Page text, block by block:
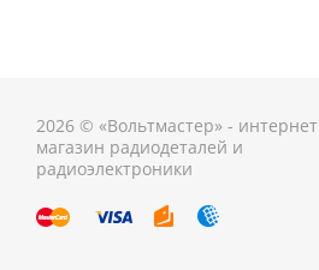
2026 © «Вольтмастер» - интернет
магазин радиодеталей и
радиоэлектроники